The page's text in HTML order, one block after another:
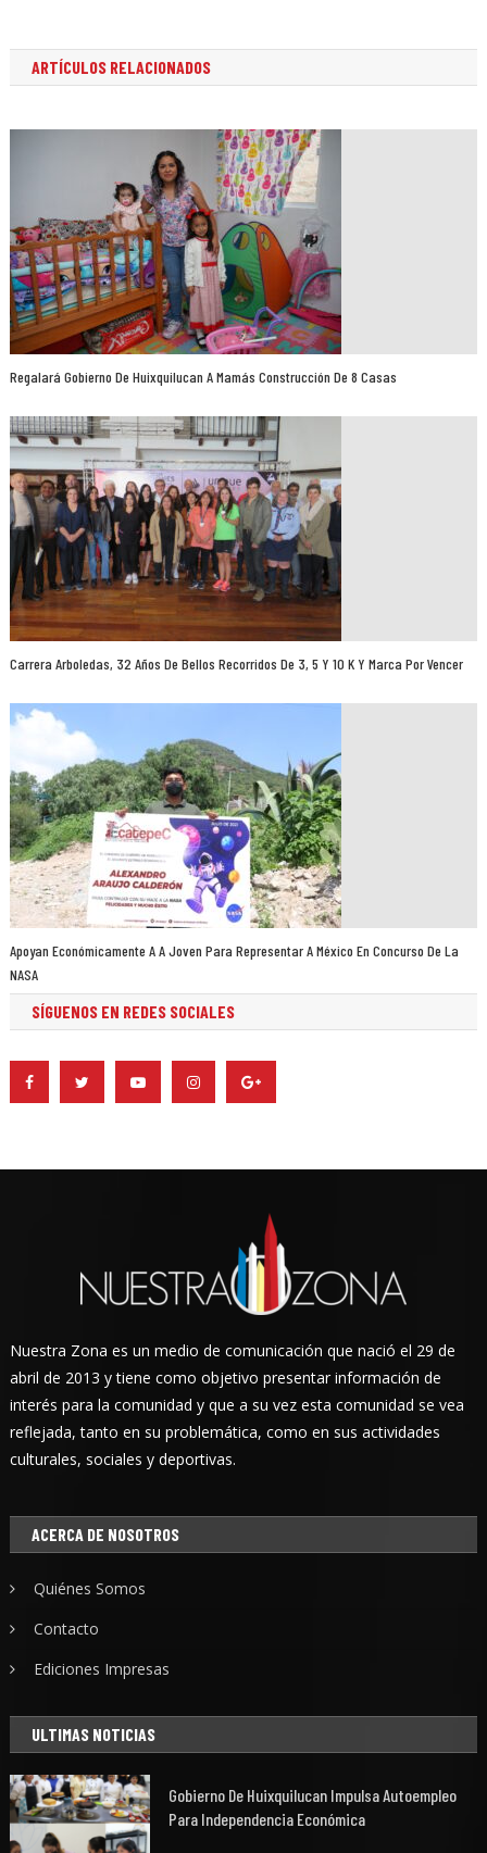
ARTÍCULOS RELACIONADOS
Regalará Gobierno De Huixquilucan A Mamás Construcción De 8 Casas
Carrera Arboledas, 32 Años De Bellos Recorridos De 3, 5 Y 10 K Y Marca Por Vencer
Apoyan Económicamente A A Joven Para Representar A México En Concurso De La
NASA
SÍGUENOS EN REDES SOCIALES
Nuestra Zona es un medio de comunicación que nació el 29 de
abril de 2013 y tiene como objetivo presentar información de
interés para la comunidad y que a su vez esta comunidad se vea
reflejada, tanto en su problemática, como en sus actividades
culturales, sociales y deportivas.
ACERCA DE NOSOTROS
Quiénes Somos
Contacto
Ediciones Impresas
ULTIMAS NOTICIAS
Gobierno De Huixquilucan Impulsa Autoempleo
Para Independencia Económica